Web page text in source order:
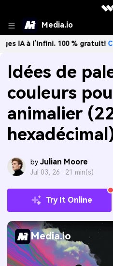
Media.io
100 % gratuit!Créer
Idées de
couleurs
animalier
by Julian Moore
Jul 03, 26 · 21 min(s)
Try It Online
Media.io